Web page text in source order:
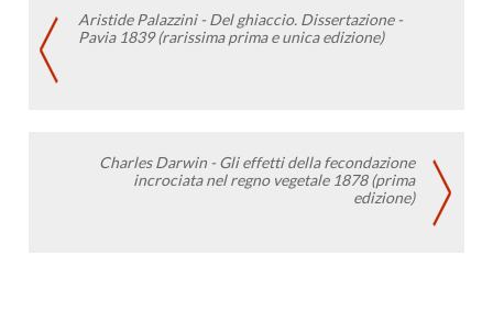
Aristide Palazzini - Del ghiaccio. Dissertazione -
Pavia 1839 (rarissima prima e unica edizione)
Charles Darwin - Gli effetti della fecondazione
incrociata nel regno vegetale 1878 (prima
edizione)